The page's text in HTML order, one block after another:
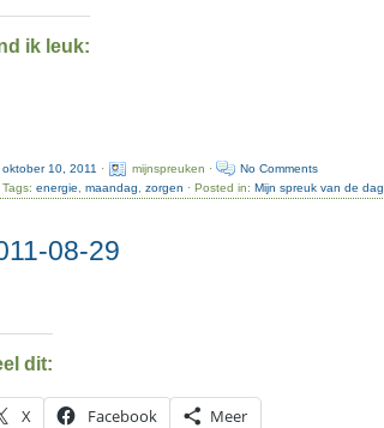
ik leuk:
oktober 10, 2011 · mijnspreuken ·
No Comments
Tags:energie ,maandag ,zorgen · Posted in:Mijn spreuk van de dag
08-29
dit:
X Facebook Meer